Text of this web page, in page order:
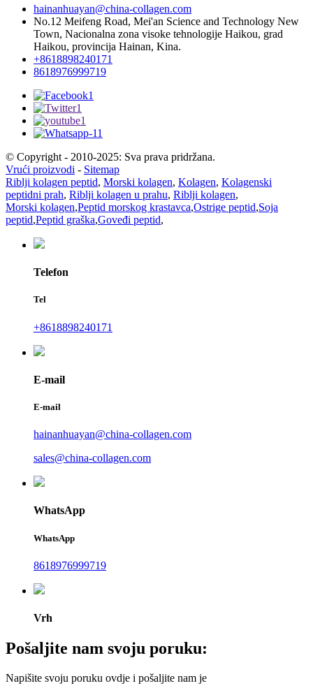
hainanhuayan@china-collagen.com
No.12 Meifeng Road, Mei'an Science and Technology New
Town, Nacionalna zona visoke tehnologije Haikou, grad
Haikou, provincija Hainan, Kina.
+8618898240171
8618976999719
© Copyright - 2010-2025: Sva prava pridržana.
Vrući proizvodi - Sitemap
Riblji kolagen peptid, Morski kolagen, Kolagen, Kolagenski
peptidni prah, Riblji kolagen u prahu, Riblji kolagen,
Morski kolagen,Peptid morskog krastavca,Ostrige peptid,Soja
peptid,Peptid graška,Goveđi peptid,
Telefon
Tel
+8618898240171
E-mail
E-mail
hainanhuayan@china-collagen.com
sales@china-collagen.com
WhatsApp
WhatsApp
8618976999719
Vrh
Pošaljite nam svoju poruku:
Napišite svoju poruku ovdje i pošaljite nam je